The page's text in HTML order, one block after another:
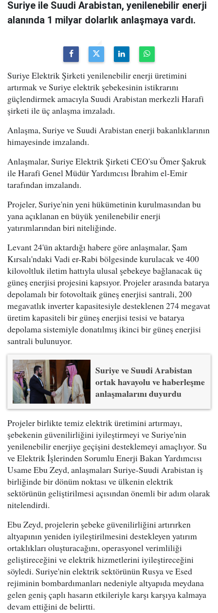
Suriye ile Suudi Arabistan, yenilenebilir enerji
alanında 1 milyar dolarlık anlaşmaya vardı.
Suriye Elektrik Şirketi yenilenebilir enerji üretimini
artırmak ve Suriye elektrik şebekesinin istikrarını
güçlendirmek amacıyla Suudi Arabistan merkezli Harafi
şirketi ile üç anlaşma imzaladı.
Anlaşma, Suriye ve Suudi Arabistan enerji bakanlıklarının
himayesinde imzalandı.
Anlaşmalar, Suriye Elektrik Şirketi CEO'su Ömer Şakruk
ile Harafi Genel Müdür Yardımcısı İbrahim el-Emir
tarafından imzalandı.
Projeler, Suriye'nin yeni hükümetinin kurulmasından bu
yana açıklanan en büyük yenilenebilir enerji
yatırımlarından biri niteliğinde.
Levant 24'ün aktardığı habere göre anlaşmalar, Şam
Kırsalı'ndaki Vadi er-Rabi bölgesinde kurulacak ve 400
kilovoltluk iletim hattıyla ulusal şebekeye bağlanacak üç
güneş enerjisi projesini kapsıyor. Projeler arasında batarya
depolamalı bir fotovoltaik güneş enerjisi santrali, 200
megavatlık inverter kapasitesiyle desteklenen 274 megavat
üretim kapasiteli bir güneş enerjisi tesisi ve batarya
depolama sistemiyle donatılmış ikinci bir güneş enerjisi
santrali bulunuyor.
Suriye ve Suudi Arabistan
ortak havayolu ve haberleşme
anlaşmalarını duyurdu
Projeler birlikte temiz elektrik üretimini artırmayı,
şebekenin güvenilirliğini iyileştirmeyi ve Suriye'nin
yenilenebilir enerjiye geçişini desteklemeyi amaçlıyor. Su
ve Elektrik İşlerinden Sorumlu Enerji Bakan Yardımcısı
Usame Ebu Zeyd, anlaşmaları Suriye-Suudi Arabistan iş
birliğinde bir dönüm noktası ve ülkenin elektrik
sektörünün geliştirilmesi açısından önemli bir adım olarak
nitelendirdi.
Ebu Zeyd, projelerin şebeke güvenilirliğini artırırken
altyapının yeniden iyileştirilmesini destekleyen yatırım
ortaklıkları oluşturacağını, operasyonel verimliliği
geliştireceğini ve elektrik hizmetlerini iyileştireceğini
söyledi. Suriye'nin elektrik sektörünün Rusya ve Esed
rejiminin bombardımanları nedeniyle altyapıda meydana
gelen geniş çaplı hasarın etkileriyle karşı karşıya kalmaya
devam ettiğini de belirtti.